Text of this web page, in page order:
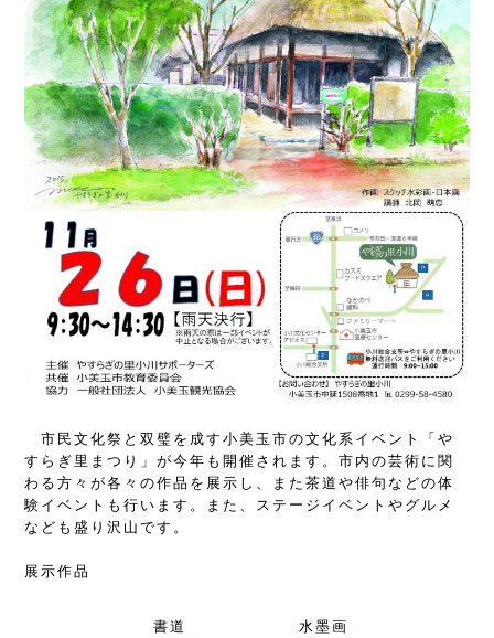
市民文化祭と双璧を成す小美玉市の文化系イベント「や
すらぎ里まつり」が今年も開催されます。市内の芸術に関
わる方々が各々の作品を展示し、また茶道や俳句などの体
験イベントも行います。また、ステージイベントやグルメ
なども盛り沢山です。
展示作品
書道
水墨画